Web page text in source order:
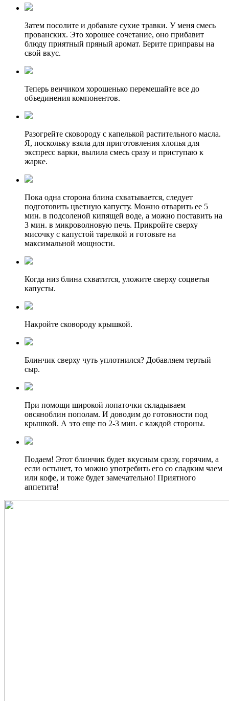
Затем посолите и добавьте сухие травки. У меня смесь
прованских. Это хорошее сочетание, оно прибавит
блюду приятный пряный аромат. Берите приправы на
свой вкус.
Теперь венчиком хорошенько перемешайте все до
объединения компонентов.
Разогрейте сковороду с капелькой растительного масла.
Я, поскольку взяла для приготовления хлопья для
экспресс варки, вылила смесь сразу и приступаю к
жарке.
Пока одна сторона блина схватывается, следует
подготовить цветную капусту. Можно отварить ее 5
мин. в подсоленой кипящей воде, а можно поставить на
3 мин. в микроволновую печь. Прикройте сверху
мисочку с капустой тарелкой и готовьте на
максимальной мощности.
Когда низ блина схватится, уложите сверху соцветья
капусты.
Накройте сковороду крышкой.
Блинчик сверху чуть уплотнился? Добавляем тертый
сыр.
При помощи широкой лопаточки складываем
овсяноблин пополам. И доводим до готовности под
крышкой. А это еще по 2-3 мин. с каждой стороны.
Подаем! Этот блинчик будет вкусным сразу, горячим, а
если остынет, то можно употребить его со сладким чаем
или кофе, и тоже будет замечательно! Приятного
аппетита!